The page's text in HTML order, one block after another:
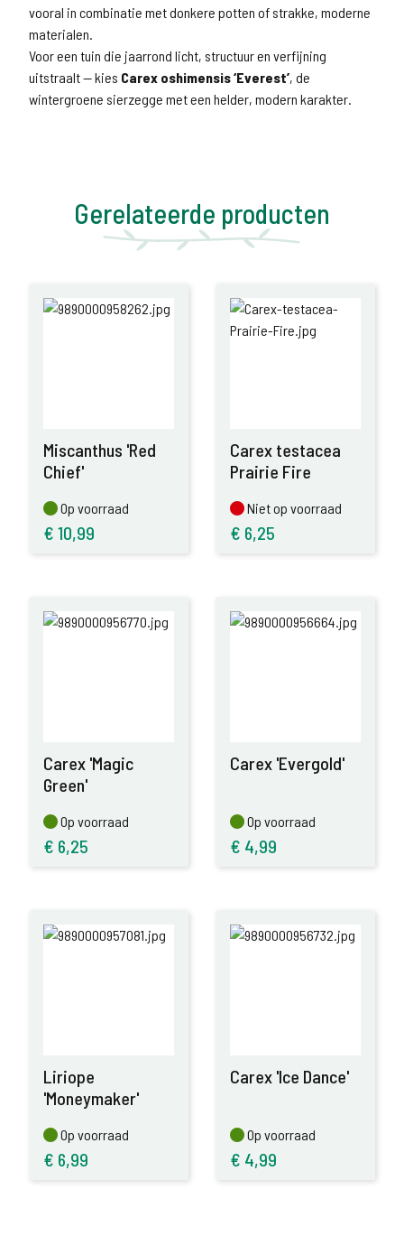
vooral in combinatie met donkere potten of strakke, moderne
materialen.
Voor een tuin die jaarrond licht, structuur en verfijning
uitstraalt — kies Carex oshimensis ‘Everest’, de
wintergroene sierzegge met een helder, modern karakter.
Gerelateerde producten
Miscanthus 'Red
Chief'
Op voorraad
Op voorraad
€ 10,99
Carex testacea
Prairie Fire
Niet op voorraad
Niet op voorraad
€ 6,25
Carex 'Magic
Green'
Op voorraad
Op voorraad
€ 6,25
Carex 'Evergold'
Op voorraad
Op voorraad
€ 4,99
Liriope
'Moneymaker'
Op voorraad
Op voorraad
€ 6,99
Carex 'Ice Dance'
Op voorraad
Op voorraad
€ 4,99